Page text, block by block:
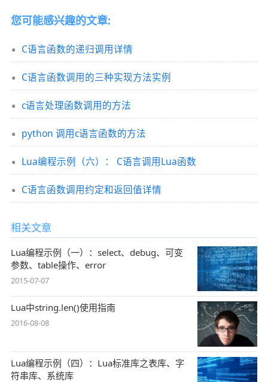
您可能感兴趣的文章:
C语言函数的递归调用详情
C语言函数调用的三种实现方法实例
c语言处理函数调用的方法
python 调用c语言函数的方法
Lua编程示例（六）： C语言调用Lua函数
C语言函数调用约定和返回值详情
相关文章
Lua编程示例（一）：select、debug、可变
参数、table操作、error
2015-07-07
Lua中string.len()使用指南
2016-08-08
Lua编程示例（四）：Lua标准库之表库、字
符串库、系统库